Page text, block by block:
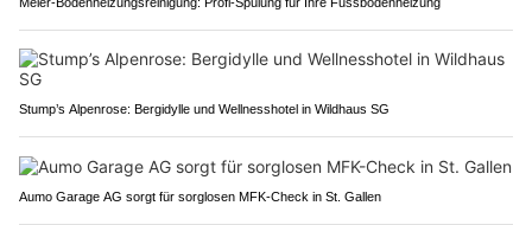
Stump’s Alpenrose: Bergidylle und Wellnesshotel in Wildhaus SG
Aumo Garage AG sorgt für sorglosen MFK-Check in St. Gallen